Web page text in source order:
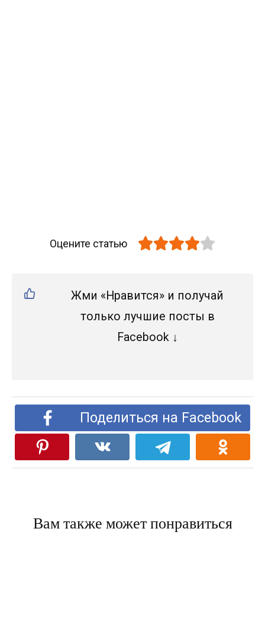
Оцените статью
Жми «Нравится» и получай
только лучшие посты в
Facebook ↓
Поделиться на Facebook
Вам также может понравиться